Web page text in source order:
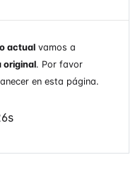
actual vamos a
original. Por favor
en esta página.